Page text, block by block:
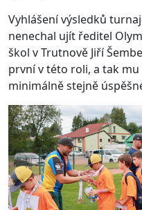
Vyhlášení výsledků
nenechal ujít ředitel
škol v Trutnově Jiří
první v této roli, a tak
minimálně stejně